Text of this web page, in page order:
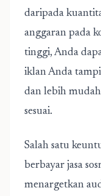
daripada
anggaran pada
tinggi, Anda
iklan Anda
dan lebih
sesuai.
Salah satu
berbayar jasa
menargetkan